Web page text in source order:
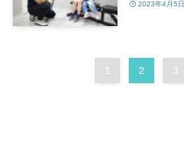
2023年4月5日
1 2 3